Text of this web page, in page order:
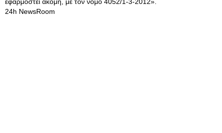
24h NewsRoom